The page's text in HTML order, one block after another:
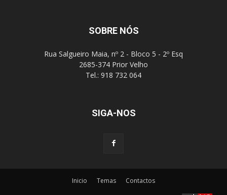
SOBRE NÓS
Rua Salgueiro Maia, nº 2 - Bloco 5 - 2º Esq
2685-374 Prior Velho
Tel.: 918 732 064
SIGA-NOS
Inicio Temas Contactos